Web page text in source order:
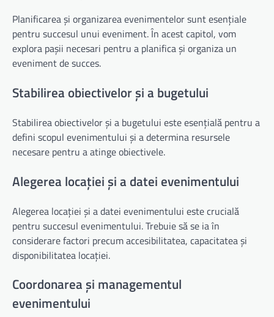
Planificarea și organizarea evenimentelor sunt esențiale
pentru succesul unui eveniment. În acest capitol, vom
explora pașii necesari pentru a planifica și organiza un
eveniment de succes.
Stabilirea obiectivelor și a bugetului
Stabilirea obiectivelor și a bugetului este esențială pentru a
defini scopul evenimentului și a determina resursele
necesare pentru a atinge obiectivele.
Alegerea locației și a datei evenimentului
Alegerea locației și a datei evenimentului este crucială
pentru succesul evenimentului. Trebuie să se ia în
considerare factori precum accesibilitatea, capacitatea și
disponibilitatea locației.
Coordonarea și managementul
evenimentului